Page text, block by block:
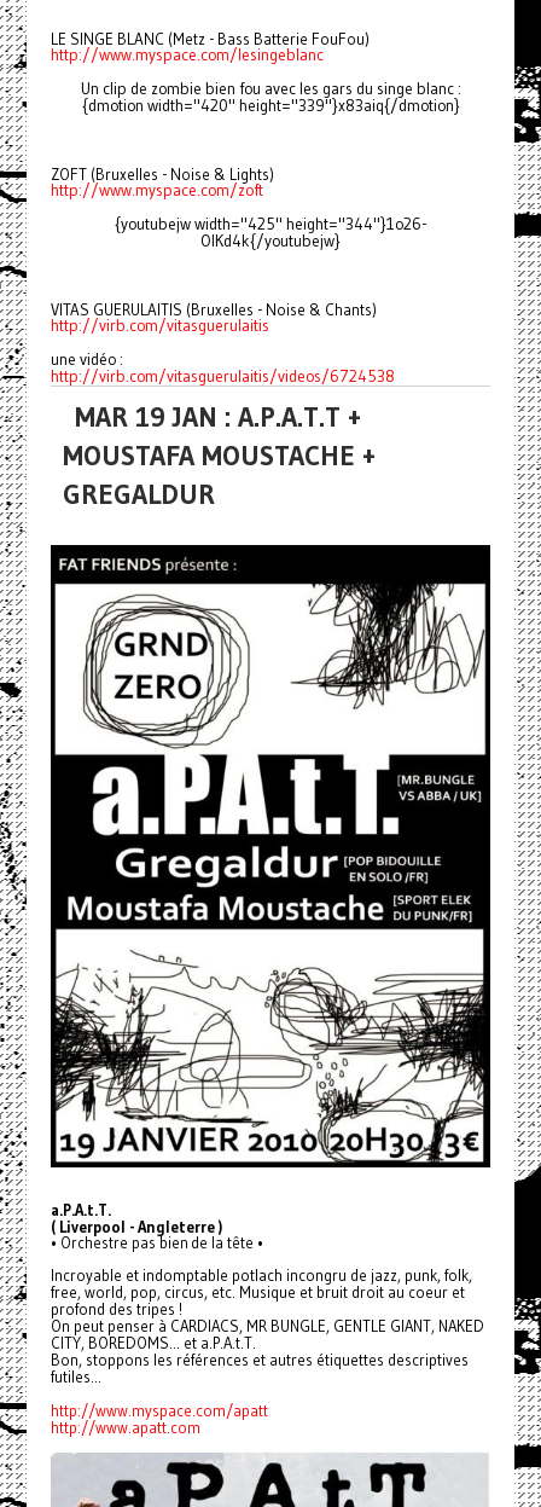
LE SINGE BLANC (Metz - Bass Batterie FouFou)
http://www.myspace.com/lesingeblanc
Un clip de zombie bien fou avec les gars du singe blanc :
{dmotion width="420" height="339"}x83aiq{/dmotion}
ZOFT (Bruxelles - Noise & Lights)
http://www.myspace.com/zoft
{youtubejw width="425" height="344"}1o26-
OlKd4k{/youtubejw}
VITAS GUERULAITIS (Bruxelles - Noise & Chants)
http://virb.com/vitasguerulaitis
une vidéo :
http://virb.com/vitasguerulaitis/videos/6724538
MAR 19 JAN : A.P.A.T.T +
MOUSTAFA MOUSTACHE +
GREGALDUR
a.P.A.t.T.
( Liverpool - Angleterre )
• Orchestre pas bien de la tête •
Incroyable et indomptable potlach incongru de jazz, punk, folk,
free, world, pop, circus, etc. Musique et bruit droit au coeur et
profond des tripes !
On peut penser à CARDIACS, MR BUNGLE, GENTLE GIANT, NAKED
CITY, BOREDOMS... et a.P.A.t.T.
Bon, stoppons les références et autres étiquettes descriptives
futiles...
http://www.myspace.com/apatt
http://www.apatt.com